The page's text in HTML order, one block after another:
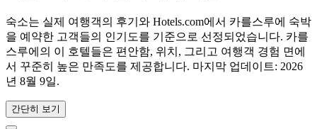
숙소는 실제 여행객의 후기와 Hotels.com에서 카를스루에 숙박
을 예약한 고객들의 인기도를 기준으로 선정되었습니다. 카를
스루에의 이 호텔들은 편안함, 위치, 그리고 여행객 경험 면에
서 꾸준히 높은 만족도를 제공합니다. 마지막 업데이트: 2026
년 8월 9일.
간단히 보기